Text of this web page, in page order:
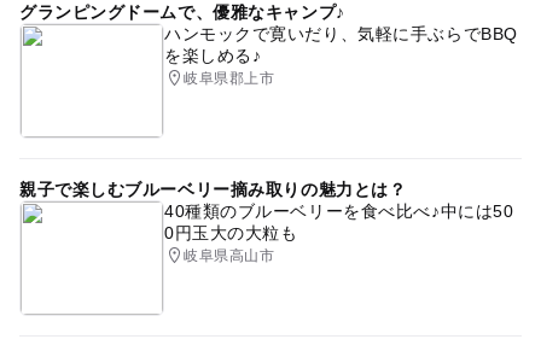
グランピングドームで、優雅なキャンプ♪
ハンモックで寛いだり、気軽に手ぶらでBBQ
を楽しめる♪
岐阜県郡上市
親子で楽しむブルーベリー摘み取りの魅力とは？
40種類のブルーベリーを食べ比べ♪中には50
0円玉大の大粒も
岐阜県高山市